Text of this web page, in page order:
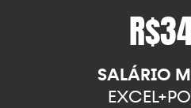
SALÁRIO